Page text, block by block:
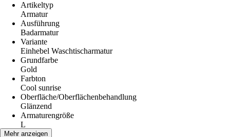
Artikeltyp
Armatur
Ausführung
Badarmatur
Variante
Einhebel Waschtischarmatur
Grundfarbe
Gold
Farbton
Cool sunrise
Oberfläche/Oberflächenbehandlung
Glänzend
Armaturengröße
L
Höhe
Mehr anzeigen